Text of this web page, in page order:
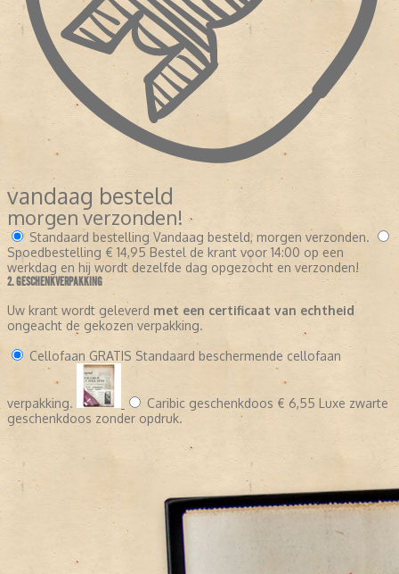
vandaag besteld
morgen verzonden!
Standaard bestelling Vandaag besteld, morgen verzonden.
Spoedbestelling € 14,95 Bestel de krant voor 14:00 op een
werkdag en hij wordt dezelfde dag opgezocht en verzonden!
2. GESCHENKVERPAKKING
Uw krant wordt geleverd met een certificaat van echtheid
ongeacht de gekozen verpakking.
Cellofaan GRATIS Standaard beschermende cellofaan
verpakking. Caribic geschenkdoos € 6,55 Luxe zwarte
geschenkdoos zonder opdruk.